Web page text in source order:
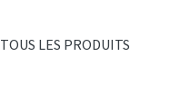
TOUS LES PRODUITS